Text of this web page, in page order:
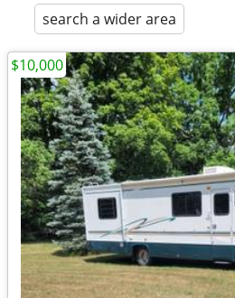
search a wider area
$10,000